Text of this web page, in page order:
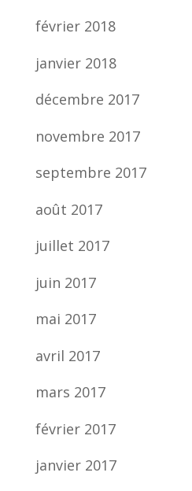
février 2018
janvier 2018
décembre 2017
novembre 2017
septembre 2017
août 2017
juillet 2017
juin 2017
mai 2017
avril 2017
mars 2017
février 2017
janvier 2017